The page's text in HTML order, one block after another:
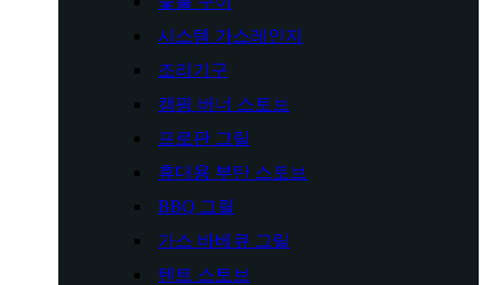
시스템 가스레인지
조리기구
캠핑 버너 스토브
프로판 그릴
휴대용 부탄 스토브
BBQ 그릴
가스 바베큐 그릴
텐트 스토브